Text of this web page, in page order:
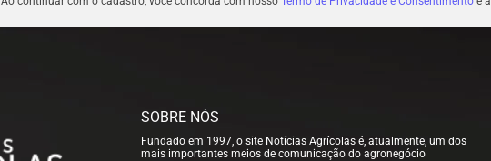
SOBRE NÓS
Fundado em 1997, o site Notícias Agrícolas é, atualmente, um dos
mais importantes meios de comunicação do agronegócio